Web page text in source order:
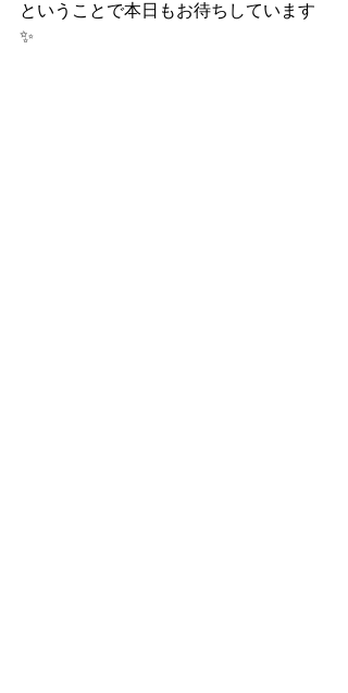
ということで本日もお待ちしています
✨